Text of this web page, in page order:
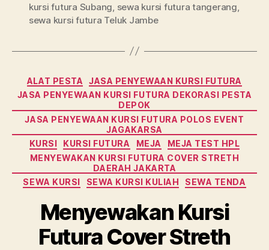
kursi futura Subang sewa kursi futura tangerang
sewa kursi futura Teluk Jambe
Kategori
ALAT PESTA
JASA PENYEWAAN KURSI FUTURA
JASA PENYEWAAN KURSI FUTURA DEKORASI PESTA
DEPOK
JASA PENYEWAAN KURSI FUTURA POLOS EVENT
JAGAKARSA
KURSI
KURSI FUTURA MEJA
MEJA TEST HPL
MENYEWAKAN KURSI FUTURA COVER STRETH
DAERAH JAKARTA
SEWA KURSI
SEWA KURSI KULIAH SEWA TENDA
Menyewakan Kursi
Futura Cover Streth